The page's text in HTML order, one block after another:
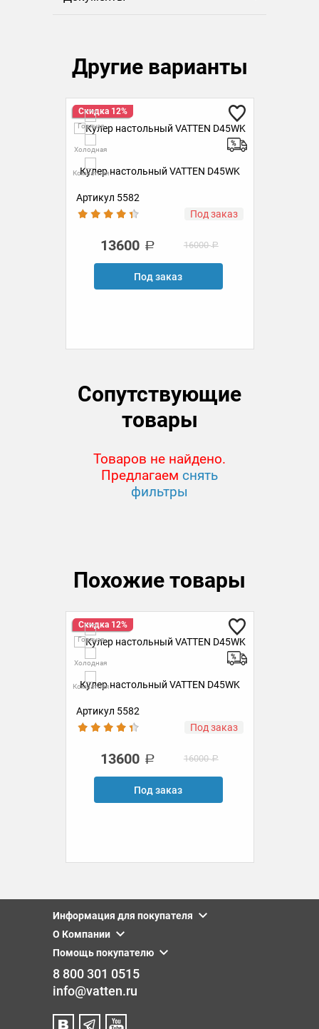
Другие варианты
Скидка 12%
Горячая
Холодная
Комнатная
Кулер настольный VATTEN D45WK
Артикул 5582
Под заказ
13600 16000
Под заказ
Сопутствующие
товары
Товаров не найдено.
Предлагаем снять
фильтры
Похожие товары
Скидка 12%
Горячая
Холодная
Комнатная
Кулер настольный VATTEN D45WK
Артикул 5582
Под заказ
13600 16000
Под заказ
Информация для покупателя
О Компании
Помощь покупателю
8 800 301 0515
info@vatten.ru